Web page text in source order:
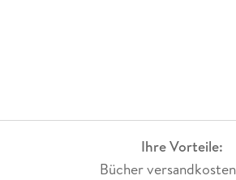
Ihre Vorteile:
Bücher